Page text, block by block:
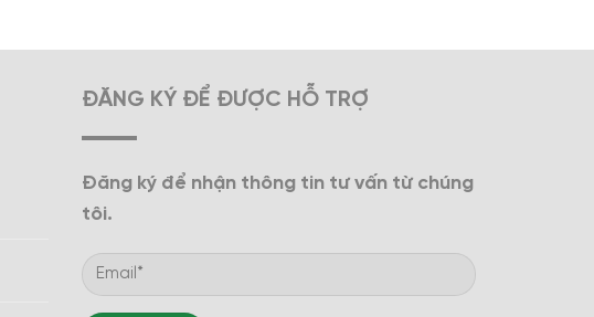
ĐĂNG KÝ ĐỂ ĐƯỢC HỖ TRỢ
Đăng ký để nhận thông tin tư vấn từ chúng
tôi.